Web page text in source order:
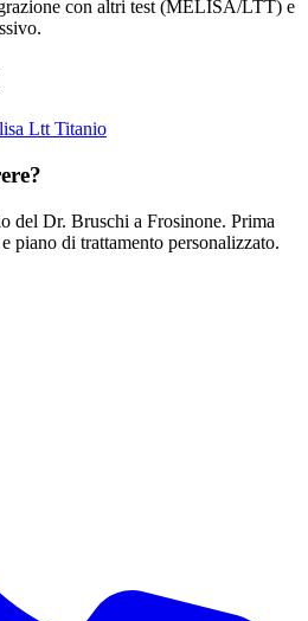
con altri test (MELISA/LTT) e
Ltt Titanio
del Dr. Bruschi a Frosinone. Prima
piano di trattamento personalizzato.